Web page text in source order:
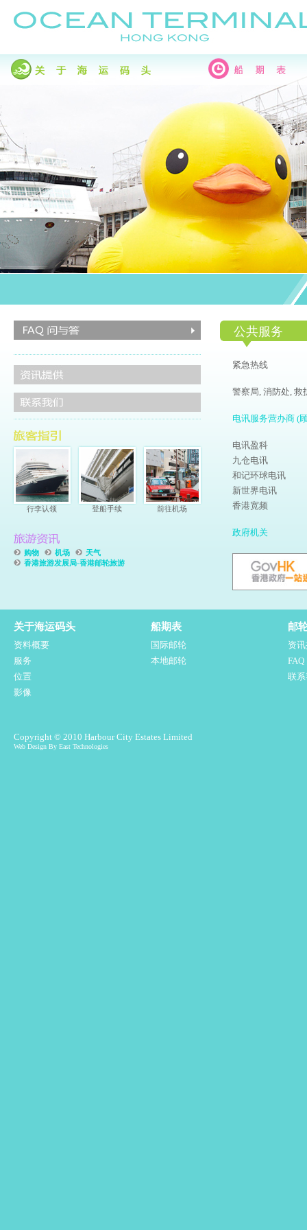
行李认领 登船手续 前往机场
购物 机场
天气
香港旅游发展局-香港邮轮旅游
公共服务
紧急热线
警察局, 消防处, 救
电讯服务营办商 (
电讯盈科
九仓电讯
和记环球电讯
新世界电讯
香港宽频
政府机关
关于海运码头
资料概要
服务
位置
影像
船期表
国际邮轮
本地邮轮
邮
资
联
Copyright © 2010 Harbour City Estates Limited
Web Design By East Technologies